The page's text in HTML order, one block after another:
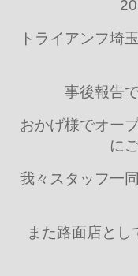
トライアンフ埼
事後報告
おかげ様でオー
に
我々スタッフ一
また路面店と